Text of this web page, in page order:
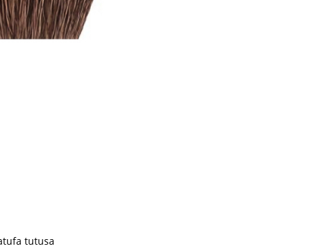
tutusa